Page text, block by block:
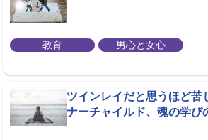
教育 男心と女心
ツインレイだと思うほど
ナーチャイルド、魂の学び